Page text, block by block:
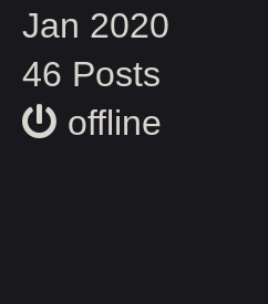
Jan 2020
46 Posts
offline